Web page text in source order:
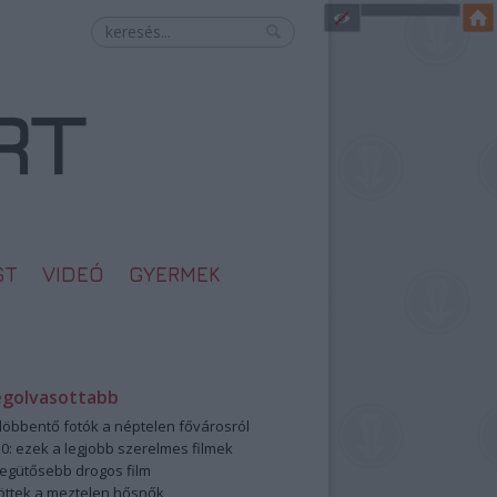
VIDEÓ GYERMEK
fotók a néptelen fővárosról
ezek a legjobb szerelmes filmek
drogos film
a meztelen hősnők